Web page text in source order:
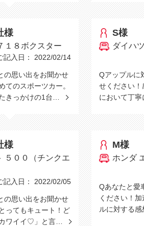
様
１８ボクスター
記入日： 2022/02/14
の思い出をお聞かせ
てのスポーツカー。
きっかけの1台…
S様
ダイハ
Qアップルに
せください！
において丁
様
５００（チンクエ
記入日： 2022/02/05
の思い出をお聞かせ
ってもキュート！ど
ワイイ♡」と言…
M様
ホンダ
Qあなたと愛
ください！
ルに対する